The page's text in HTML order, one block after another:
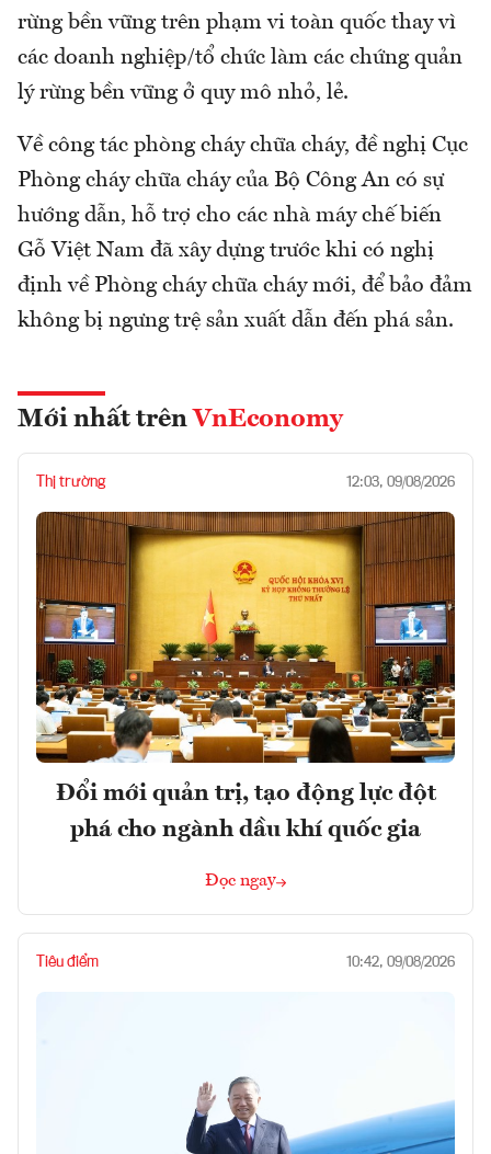
rừng bền vững trên phạm vi toàn quốc thay vì
các doanh nghiệp/tổ chức làm các chứng quản
lý rừng bền vững ở quy mô nhỏ, lẻ.
Về công tác phòng cháy chữa cháy, đề nghị Cục
Phòng cháy chữa cháy của Bộ Công An có sự
hướng dẫn, hỗ trợ cho các nhà máy chế biến
Gỗ Việt Nam đã xây dựng trước khi có nghị
định về Phòng cháy chữa cháy mới, để bảo đảm
không bị ngưng trệ sản xuất dẫn đến phá sản.
Mới nhất trên VnEconomy
Thị trường 12:03, 09/08/2026
Đổi mới quản trị, tạo động lực đột
phá cho ngành dầu khí quốc gia
Đọc ngay
Tiêu điểm 10:42, 09/08/2026